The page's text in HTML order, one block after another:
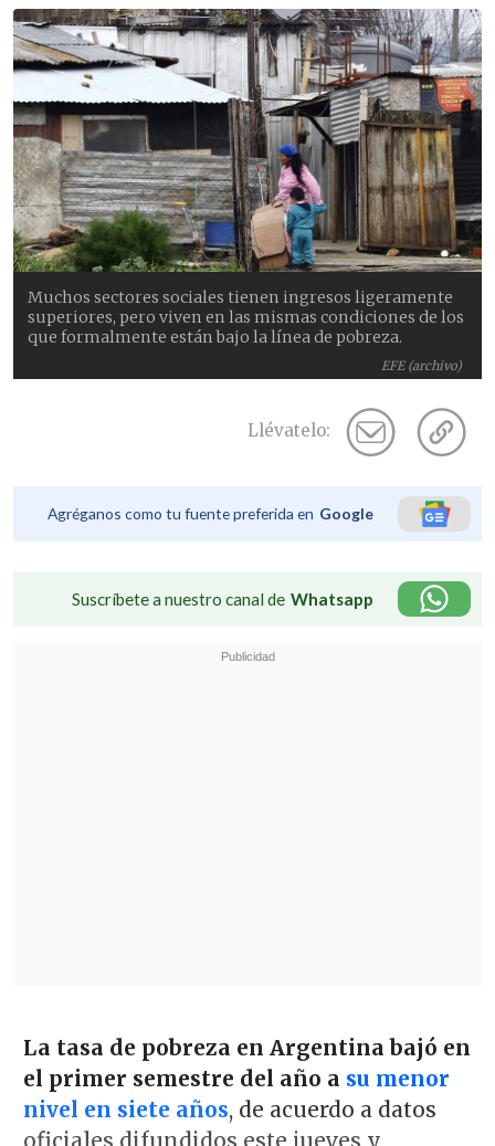
EFE (archivo)
Muchos sectores sociales tienen ingresos ligeramente
superiores, pero viven en las mismas condiciones de los
que formalmente están bajo la línea de pobreza.
Llévatelo:
Agréganos como tu fuente preferida en Google
Suscríbete a nuestro canal de Whatsapp
La tasa de pobreza en Argentina bajó en
el primer semestre del año a su menor
nivel en siete años, de acuerdo a datos
oficiales difundidos este jueves y